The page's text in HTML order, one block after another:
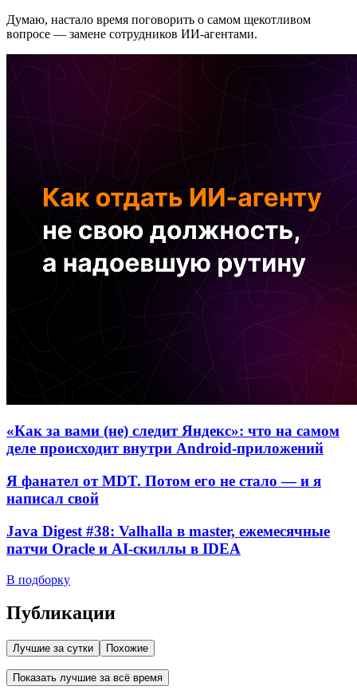
Думаю, настало время поговорить о самом щекотливом
вопросе — замене сотрудников ИИ-агентами.
«Как за вами (не) следит Яндекс»: что на самом
деле происходит внутри Android-приложений
Я фанател от MDT. Потом его не стало — и я
написал свой
Java Digest #38: Valhalla в master, ежемесячные
патчи Oracle и AI-скиллы в IDEA
В подборку
Публикации
Лучшие за сутки Похожие
Показать лучшие за всё время